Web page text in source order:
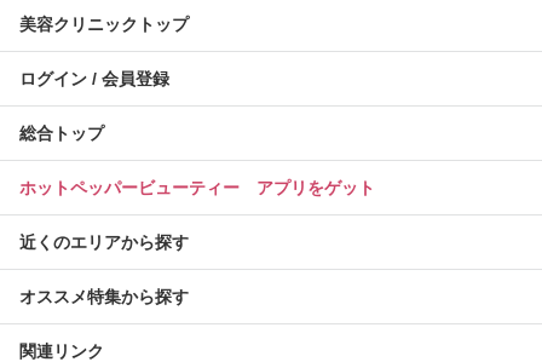
美容クリニックトップ
ログイン / 会員登録
総合トップ
ホットペッパービューティー アプリをゲット
近くのエリアから探す
オススメ特集から探す
関連リンク